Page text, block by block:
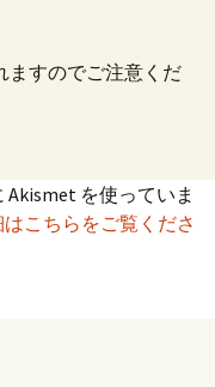
ますのでご注意くだ
を使っていま
こちらをご覧くださ